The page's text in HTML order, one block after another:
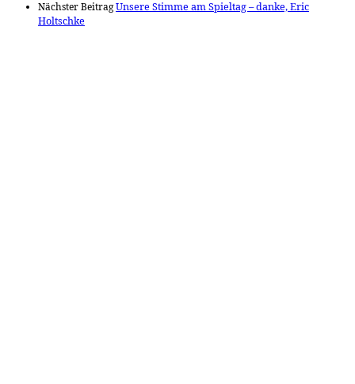
Nächster BeitragUnsere Stimme am Spieltag – danke, Eric
Holtschke